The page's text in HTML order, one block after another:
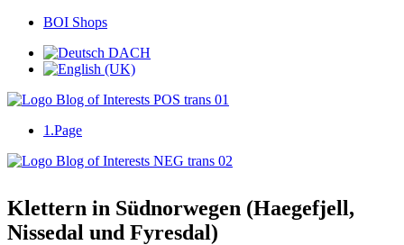
BOI Shops
1.Page
Klettern in Südnorwegen (Haegefjell,
Nissedal und Fyresdal)